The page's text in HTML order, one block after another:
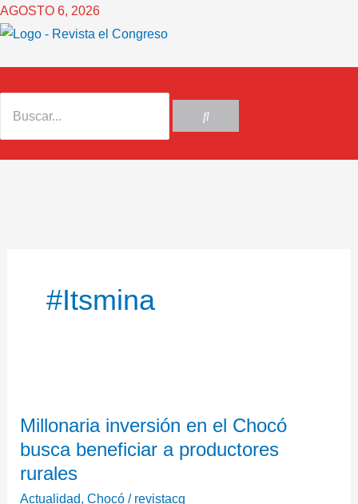
Ir
al
AGOSTO 6, 2026
#Itsmina
Millonaria inversión en el Chocó
busca beneficiar a productores
rurales
Actualidad,Chocó / revistacg
en
el
Chocó